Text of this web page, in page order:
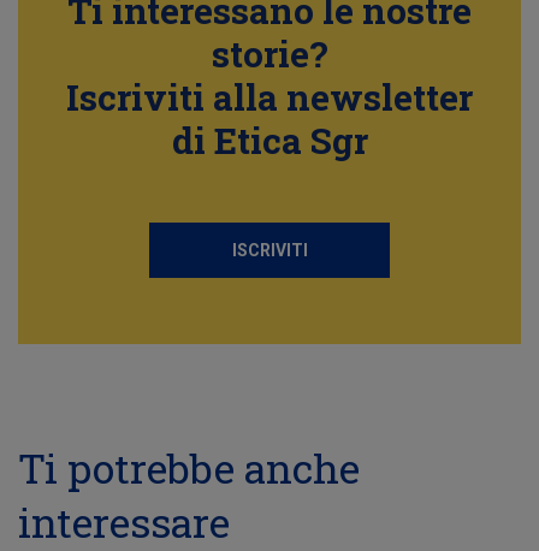
Ti interessano le nostre
storie?
Iscriviti alla newsletter
di Etica Sgr
ISCRIVITI
Ti potrebbe anche
interessare